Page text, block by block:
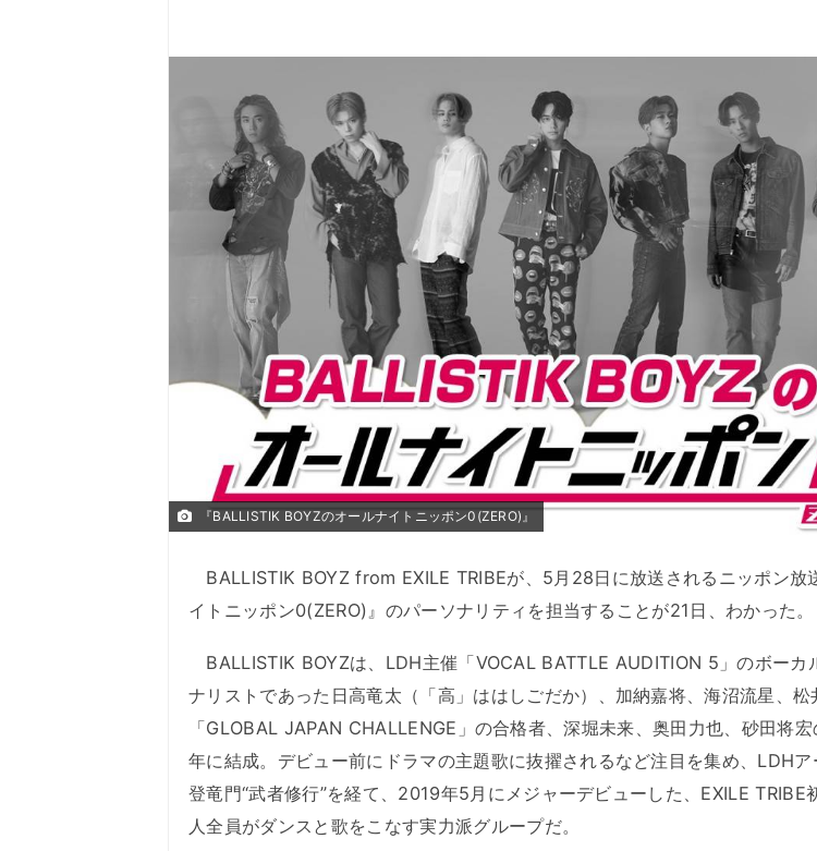
『BALLISTIK BOYZのオールナイトニッポン0(ZERO)』
BALLISTIK BOYZ from EXILE TRIBEが、5月28日に放送されるニッポン放
イトニッポン0(ZERO)』のパーソナリティを担当することが21日、わかった。
BALLISTIK BOYZは、LDH主催「VOCAL BATTLE AUDITION 5」のボーカ
ナリストであった日高竜太（「高」ははしごだか）、加納嘉将、海沼流星、松
「GLOBAL JAPAN CHALLENGE」の合格者、深堀未来、奥田力也、砂田将
年に結成。デビュー前にドラマの主題歌に抜擢されるなど注目を集め、LDH
登竜門“武者修行”を経て、2019年5月にメジャーデビューした、EXILE TRIBE
人全員がダンスと歌をこなす実力派グループだ。